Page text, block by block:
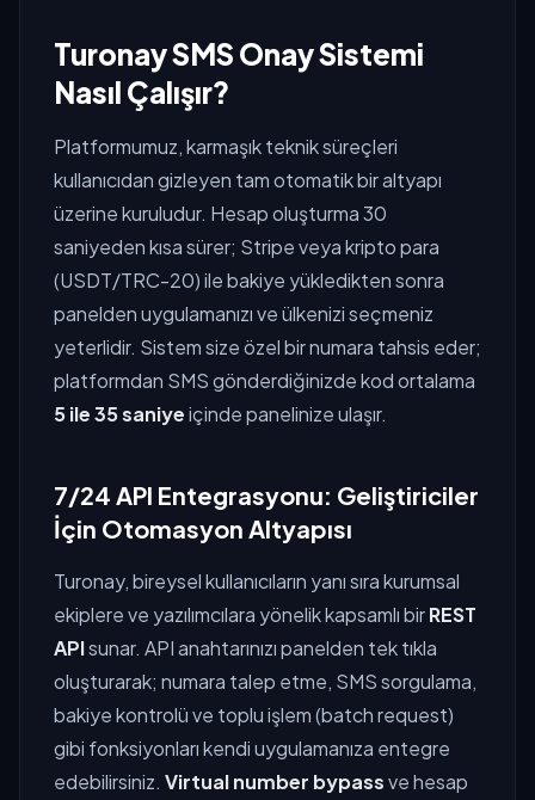
Turonay SMS Onay Sistemi
Nasıl Çalışır?
Platformumuz, karmaşık teknik süreçleri
kullanıcıdan gizleyen tam otomatik bir altyapı
üzerine kuruludur. Hesap oluşturma 30
saniyeden kısa sürer; Stripe veya kripto para
(USDT/TRC-20) ile bakiye yükledikten sonra
panelden uygulamanızı ve ülkenizi seçmeniz
yeterlidir. Sistem size özel bir numara tahsis eder;
platformdan SMS gönderdiğinizde kod ortalama
5 ile 35 saniyeiçinde panelinize ulaşır.
7/24 API Entegrasyonu: Geliştiriciler
İçin Otomasyon Altyapısı
Turonay, bireysel kullanıcıların yanı sıra kurumsal
ekiplere ve yazılımcılara yönelik kapsamlı birREST
APIsunar. API anahtarınızı panelden tek tıkla
oluşturarak; numara talep etme, SMS sorgulama,
bakiye kontrolü ve toplu işlem (batch request)
gibi fonksiyonları kendi uygulamanıza entegre
edebilirsiniz. Virtual number bypassve hesap